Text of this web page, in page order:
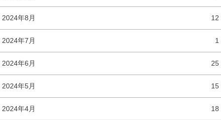
2024年8月 12
2024年7月 1
2024年6月 25
2024年5月 15
2024年4月 18